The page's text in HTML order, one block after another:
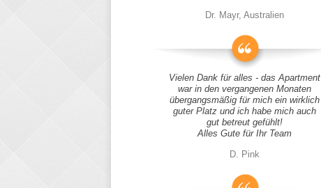
Dr. Mayr, Australien
Vielen Dank für alles - das Apartment
war in den vergangenen Monaten
übergangsmäßig für mich ein wirklich
guter Platz und ich habe mich auch
gut betreut gefühlt!
Alles Gute für Ihr Team
D. Pink